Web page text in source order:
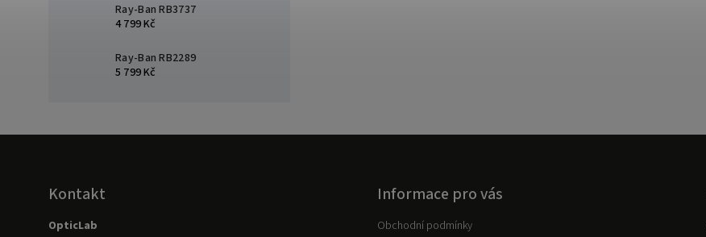
Ray-Ban RB3737
4 799 Kč
Ray-Ban RB2289
5 799 Kč
Kontakt
OpticLab
Informace pro vás
Obchodní podmínky